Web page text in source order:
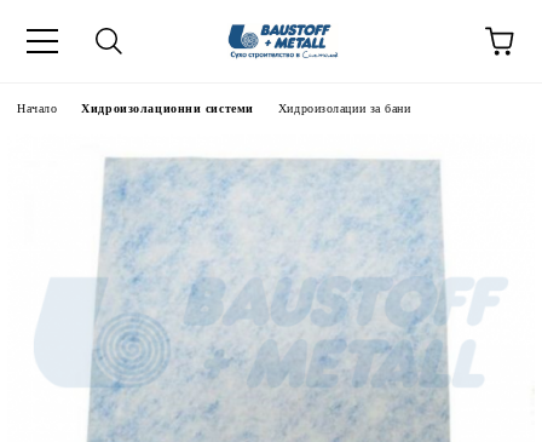
Начало Хидроизолационни системи Хидроизолации за бани